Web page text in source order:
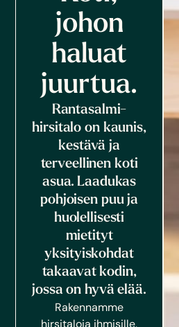
johon
haluat
juurtua.
Rantasalmi-
hirsitalo on kaunis,
kestävä ja
terveellinen koti
asua. Laadukas
pohjoisen puu ja
huolellisesti
mietityt
yksityiskohdat
takaavat kodin,
jossa on hyvä elää.
Rakennamme
hirsitaloja ihmisille,